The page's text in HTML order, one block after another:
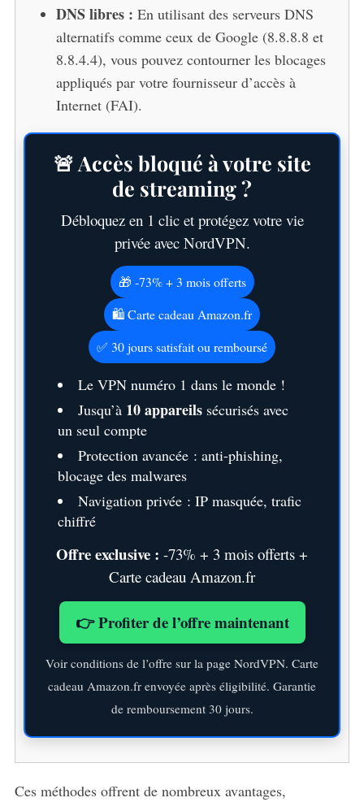
DNS libres : En utilisant des serveurs DNS
alternatifs comme ceux de Google (8.8.8.8 et
8.8.4.4), vous pouvez contourner les blocages
appliqués par votre fournisseur d’accès à
Internet (FAI).
🚨 Accès bloqué à votre site
de streaming ?
Débloquez en 1 clic et protégez votre vie
privée avec NordVPN.
🎁 -73% + 3 mois offerts
🛍️ Carte cadeau Amazon.fr
✅ 30 jours satisfait ou remboursé
Le VPN numéro 1 dans le monde !
Jusqu’à 10 appareilssécurisés avec
un seul compte
Protection avancée : anti-phishing,
blocage des malwares
Navigation privée : IP masquée, trafic
chiffré
Offre exclusive : -73% + 3 mois offerts +
Carte cadeau Amazon.fr
👉 Profiter de l’offre maintenant
Voir conditions de l’offre sur la page NordVPN. Carte
cadeau Amazon.fr envoyée après éligibilité. Garantie
de remboursement 30 jours.
Ces méthodes offrent de nombreux avantages,